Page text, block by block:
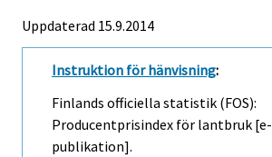
Uppdaterad 15.9.2014
Instruktion för hänvisning:
Finlands officiella statistik (FOS):
Producentprisindex för lantbruk [e-
publikation].